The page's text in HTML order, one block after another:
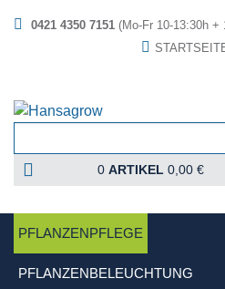
0421 4350 7151 (Mo-Fr 10-13:30h +
0 ARTIKEL 0,00 €
PFLANZENPFLEGE
PFLANZENBELEUCHTUNG